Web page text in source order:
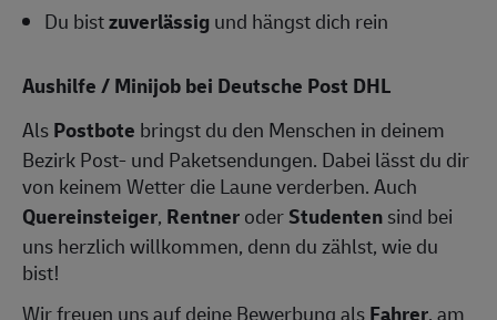
Du bistzuverlässigund hängst dich rein
Aushilfe / Minijob bei Deutsche Post DHL
AlsPostbote bringst du den Menschen in deinem
Bezirk Post- und Paketsendungen. Dabei lässt du dir
von keinem Wetter die Laune verderben. Auch
Quereinsteiger, RentneroderStudentensind bei
uns herzlich willkommen, denn du zählst, wie du
bist!
Wir freuen uns auf deine Bewerbung alsFahrer, am